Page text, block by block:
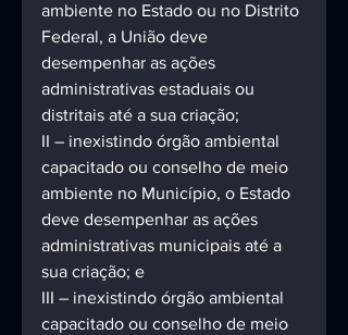
ambiente no Estado ou no Distrito
Federal, a União deve
desempenhar as ações
administrativas estaduais ou
distritais até a sua criação;
II – inexistindo órgão ambiental
capacitado ou conselho de meio
ambiente no Município, o Estado
deve desempenhar as ações
administrativas municipais até a
sua criação; e
III – inexistindo órgão ambiental
capacitado ou conselho de meio